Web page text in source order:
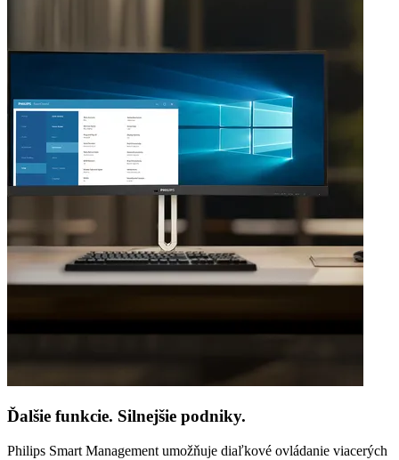
Ďalšie funkcie. Silnejšie podniky.
Philips Smart Management umožňuje diaľkové ovládanie viacerých